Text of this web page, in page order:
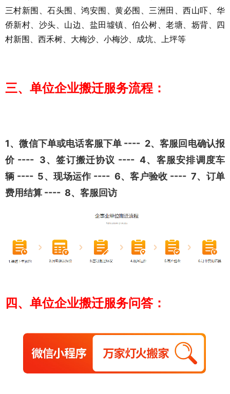
三村新围、石头围、鸿安围、黄必围、三洲田、西山吓、华
侨新村、沙头、山边、盐田墟镇、伯公树、老塘、坜背、四
村新围、西禾树、大梅沙、小梅沙、成坑、上坪等
三、单位企业搬迁服务流程：
1、微信下单或电话客服下单 ---- 2、客服回电确认报
价 ---- 3、签订搬迁协议 ---- 4、客服安排调度车
辆 ---- 5、现场运作 ---- 6、客户验收 ---- 7、订单
费用结算 ---- 8、客服回访
四、单位企业搬迁服务问答：